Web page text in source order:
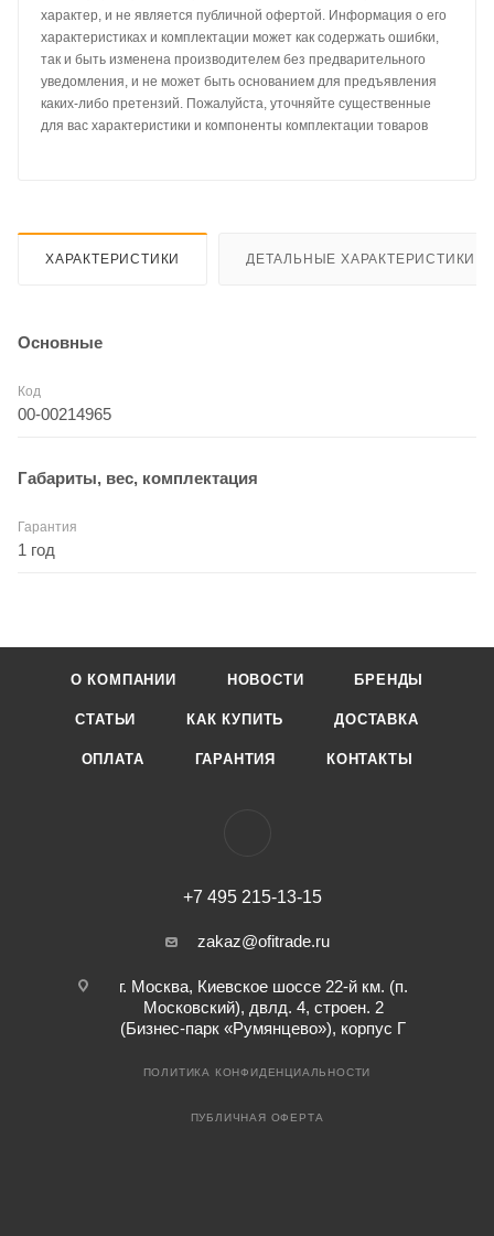
характер, и не является публичной офертой. Информация о его
характеристиках и комплектации может как содержать ошибки,
так и быть изменена производителем без предварительного
уведомления, и не может быть основанием для предъявления
каких-либо претензий. Пожалуйста, уточняйте существенные
для вас характеристики и компоненты комплектации товаров
ХАРАКТЕРИСТИКИ ДЕТАЛЬНЫЕ ХАРАКТЕРИСТИКИ
Основные
Код
00-00214965
Габариты, вес, комплектация
Гарантия
1 год
О КОМПАНИИ НОВОСТИ БРЕНДЫ
СТАТЬИ КАК КУПИТЬ ДОСТАВКА
ОПЛАТА ГАРАНТИЯ КОНТАКТЫ
+7 495 215-13-15
zakaz@ofitrade.ru
г. Москва, Киевское шоссе 22-й км. (п.
Московский), двлд. 4, строен. 2
(Бизнес-парк «Румянцево»), корпус Г
ПОЛИТИКА КОНФИДЕНЦИАЛЬНОСТИ
ПУБЛИЧНАЯ ОФЕРТА